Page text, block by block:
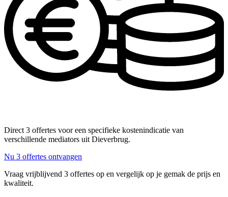
Direct 3 offertes voor een specifieke kostenindicatie van
verschillende mediators uit Dieverbrug.
Nu 3 offertes ontvangen
Vraag vrijblijvend 3 offertes op en vergelijk op je gemak de prijs en
kwaliteit.